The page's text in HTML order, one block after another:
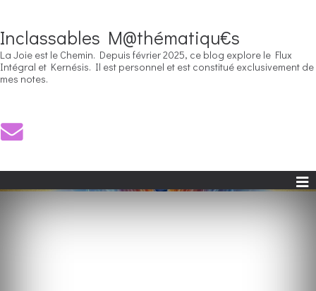
Inclassables M@thématiqu€s
La Joie est le Chemin. Depuis février 2025, ce blog explore le Flux
Intégral et Kernésis. Il est personnel et est constitué exclusivement de
mes notes.